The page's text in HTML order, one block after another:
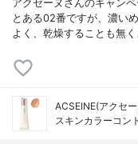
アクセーヌさんのキャン
とある02番ですが、濃い
よく、乾燥することも無
ACSEINE(アクセ
スキンカラーコン